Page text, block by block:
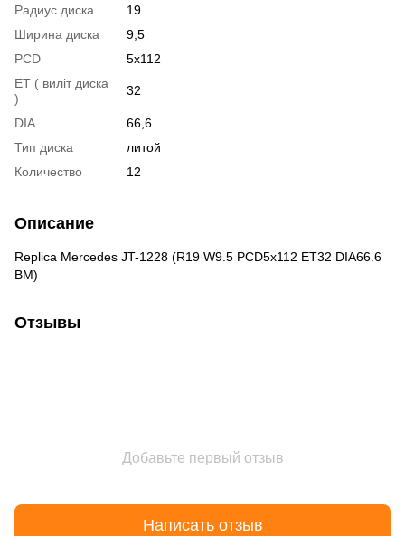
Радиус диска
19
Ширина диска
9,5
PCD
5x112
ET ( виліт диска
)
32
DIA
66,6
Тип диска
литой
Количество
12
Описание
Replica Mercedes JT-1228 (R19 W9.5 PCD5x112 ET32 DIA66.6
BM)
Отзывы
Добавьте первый отзыв
Написать отзыв